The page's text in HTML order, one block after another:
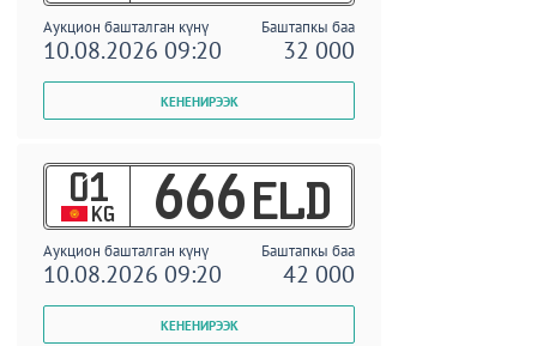
Аукцион башталган күнү Баштапкы баа
10.08.2026 09:20 32 000
01
KG 666 ELD
Аукцион башталган күнү Баштапкы баа
10.08.2026 09:20 42 000